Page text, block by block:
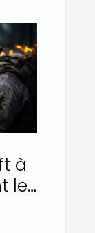
à
les